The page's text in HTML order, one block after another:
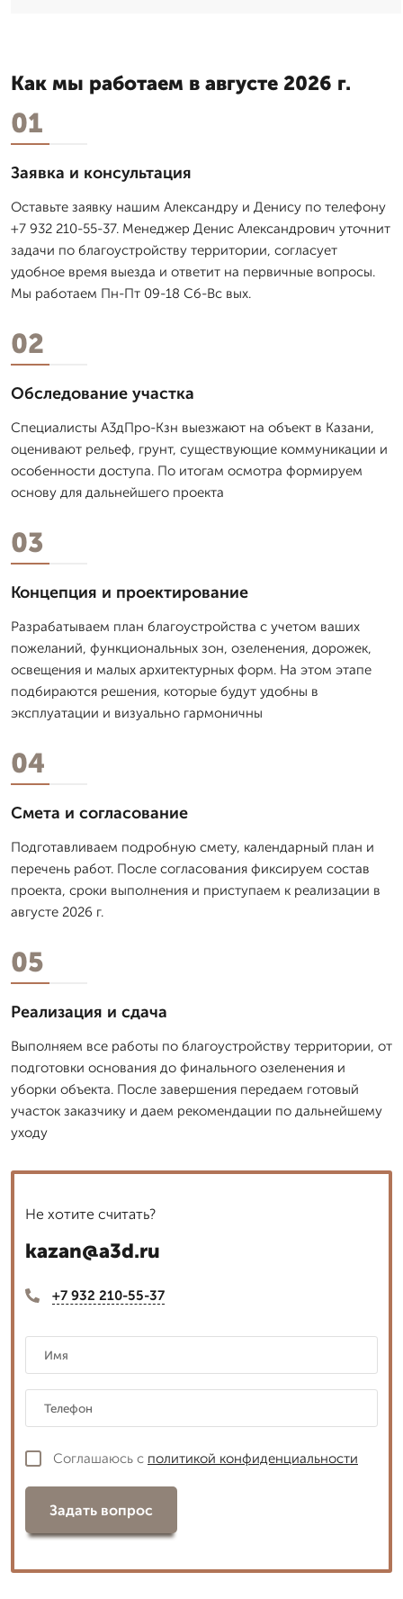
Как мы работаем в августе 2026 г.
01
Заявка и консультация
Оставьте заявку нашим Александру и Денису по телефону
+7 932 210-55-37. Менеджер Денис Александрович уточнит
задачи по благоустройству территории, согласует
удобное время выезда и ответит на первичные вопросы.
Мы работаем Пн-Пт 09-18 Сб-Вс вых.
02
Обследование участка
Специалисты А3дПро-Кзн выезжают на объект в Казани,
оценивают рельеф, грунт, существующие коммуникации и
особенности доступа. По итогам осмотра формируем
основу для дальнейшего проекта
03
Концепция и проектирование
Разрабатываем план благоустройства с учетом ваших
пожеланий, функциональных зон, озеленения, дорожек,
освещения и малых архитектурных форм. На этом этапе
подбираются решения, которые будут удобны в
эксплуатации и визуально гармоничны
04
Смета и согласование
Подготавливаем подробную смету, календарный план и
перечень работ. После согласования фиксируем состав
проекта, сроки выполнения и приступаем к реализации в
августе 2026 г.
05
Реализация и сдача
Выполняем все работы по благоустройству территории, от
подготовки основания до финального озеленения и
уборки объекта. После завершения передаем готовый
участок заказчику и даем рекомендации по дальнейшему
уходу
Не хотите считать?
kazan@a3d.ru
+7 932 210-55-37
Соглашаюсь с политикой конфиденциальности
Задать вопрос